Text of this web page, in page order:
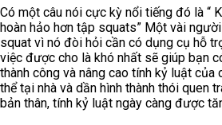
Có một câu nói cực kỳ nổi tiếng đó là “
hoàn hảo hơn tập squats” Một vài
squat vì nó đòi hỏi cần có dụng cụ hỗ
việc được cho là khó nhất sẽ giúp bạn
thành công và nâng cao tính kỷ luật của
thể tại nhà và dần hình thành thói quen
bản thân, tính kỷ luật ngày càng được